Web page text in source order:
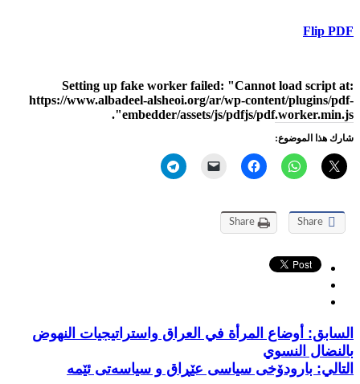
Flip PDF
Setting up fake worker failed: "Cannot load script at:
https://www.albadeel-alsheoi.org/ar/wp-content/plugins/pdf-
embedder/assets/js/pdfjs/pdf.worker.min.js".
شارك هذا الموضوع:
Share
Share
السابق: أوضاع المرأة في العراق واستراتيجيات النهوض
بالنضال النسوي
التالي: بارودۆخی سیاسی عێڕاق و سیاسەتی ئێمە